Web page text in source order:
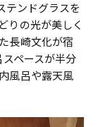
テンドグラスを
りの光が美しく
長崎文化が宿
ペースが半分
風呂や露天風